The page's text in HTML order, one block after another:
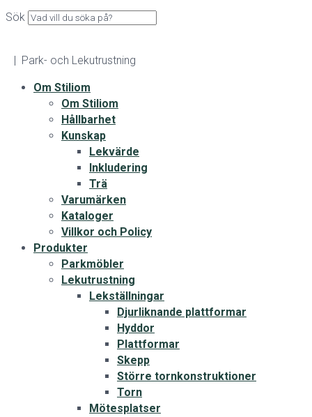
Sök
| Park- och Lekutrustning
Om Stiliom
Om Stiliom
Hållbarhet
Kunskap
Lekvärde
Inkludering
Trä
Varumärken
Kataloger
Villkor och Policy
Produkter
Parkmöbler
Lekutrustning
Lekställningar
Djurliknande plattformar
Hyddor
Plattformar
Skepp
Större tornkonstruktioner
Torn
Mötesplatser